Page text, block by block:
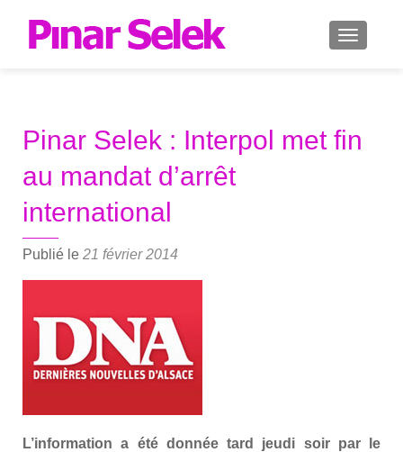
Pinar Selek : Interpol met fin
au mandat d’arrêt
international
Publié le 21 février 2014
L’in­for­ma­tion a été don­née tard jeu­di soir par le